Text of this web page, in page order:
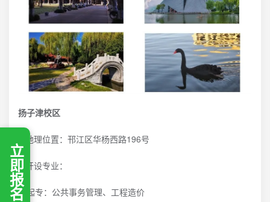
立即报名
扬子津校区
1.地理位置：邗江区华杨西路196号
2.开设专业：
高起专：公共事务管理、工程造价